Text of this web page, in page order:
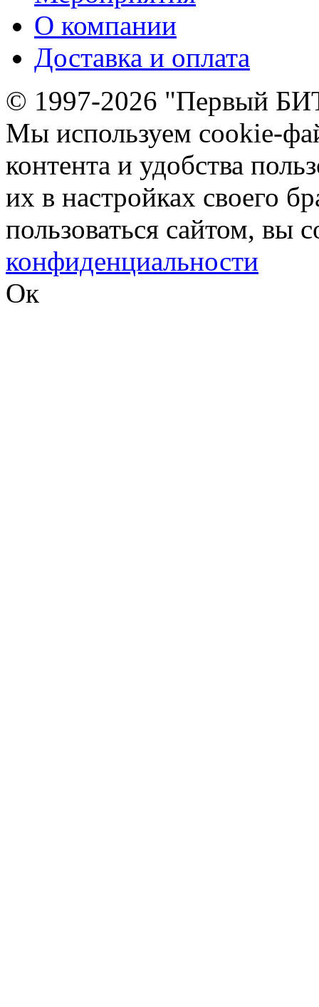
О компании
Доставка и оплата
© 1997-2026 "Первый
Мы используем cookie-
контента и удобства
их в настройках своего
пользоваться сайтом, вы
конфиденциальности
Ок